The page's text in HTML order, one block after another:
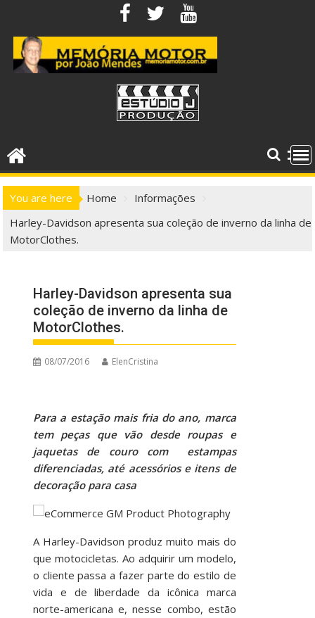
content
You are here Home
Informações
Harley-Davidson apresenta sua coleção de inverno da linha de
MotorClothes.
Harley-Davidson apresenta sua
coleção de inverno da linha de
MotorClothes.
08/07/2016 ElenCristina
Para a estação mais fria do ano, marca
tem peças que vão desde roupas e
jaquetas de couro com estampas
diferenciadas, até acessórios e itens de
decoração para casa
A Harley-Davidson produz muito mais do
que motocicletas. Ao adquirir um modelo,
o cliente passa a fazer parte do estilo de
vida e de liberdade da icônica marca
norte-americana e, nesse combo, estão